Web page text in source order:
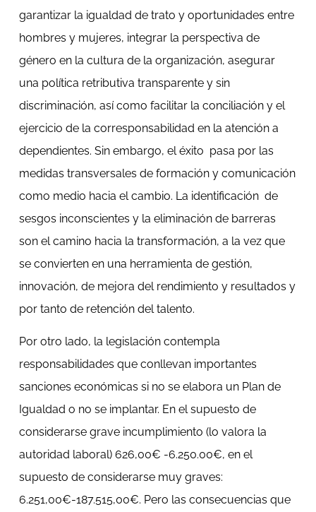
garantizar la igualdad de trato y oportunidades entre
hombres y mujeres, integrar la perspectiva de
género en la cultura de la organización, asegurar
una política retributiva transparente y sin
discriminación, así como facilitar la conciliación y el
ejercicio de la corresponsabilidad en la atención a
dependientes. Sin embargo, el éxito pasa por las
medidas transversales de formación y comunicación
como medio hacia el cambio. La identificación de
sesgos inconscientes y la eliminación de barreras
son el camino hacia la transformación, a la vez que
se convierten en una herramienta de gestión,
innovación, de mejora del rendimiento y resultados y
por tanto de retención del talento.
Por otro lado, la legislación contempla
responsabilidades que conllevan importantes
sanciones económicas si no se elabora un Plan de
Igualdad o no se implantar. En el supuesto de
considerarse grave incumplimiento (lo valora la
autoridad laboral) 626,00€ -6.250.00€, en el
supuesto de considerarse muy graves:
6.251,00€-187.515,00€. Pero las consecuencias que